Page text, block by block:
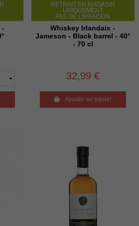
-
RETRAIT EN MAGASIN
UNIQUEMENT
PAS DE LIVRAISON
Whiskey Irlandais -
Jameson - Black barrel - 40°
- 70 cl
32,99 €
Ajouter au panier